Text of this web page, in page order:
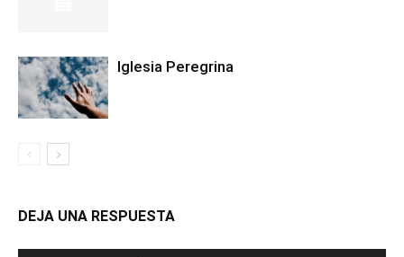
Iglesia Peregrina
DEJA UNA RESPUESTA